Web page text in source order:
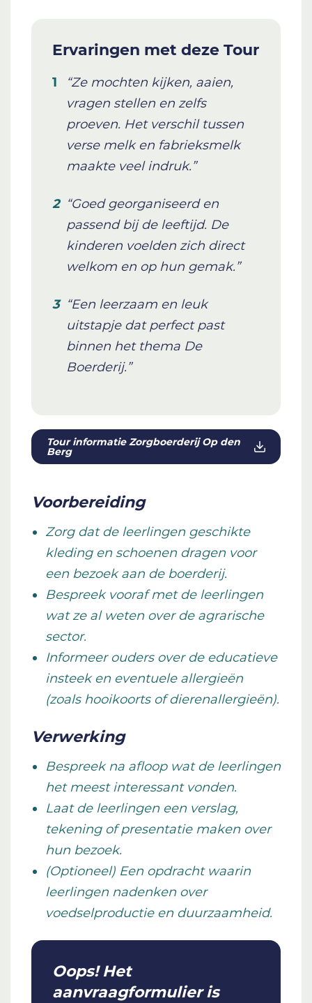
Ervaringen met deze Tour
“Ze mochten kijken, aaien,
vragen stellen en zelfs
proeven. Het verschil tussen
verse melk en fabrieksmelk
maakte veel indruk.”
“Goed georganiseerd en
passend bij de leeftijd. De
kinderen voelden zich direct
welkom en op hun gemak.”
“Een leerzaam en leuk
uitstapje dat perfect past
binnen het thema De
Boerderij.”
Tour informatie Zorgboerderij Op den
Berg
Voorbereiding
Zorg dat de leerlingen geschikte
kleding en schoenen dragen voor
een bezoek aan de boerderij.
Bespreek vooraf met de leerlingen
wat ze al weten over de agrarische
sector.
Informeer ouders over de educatieve
insteek en eventuele allergieën
(zoals hooikoorts of dierenallergieën).
Verwerking
Bespreek na afloop wat de leerlingen
het meest interessant vonden.
Laat de leerlingen een verslag,
tekening of presentatie maken over
hun bezoek.
(Optioneel) Een opdracht waarin
leerlingen nadenken over
voedselproductie en duurzaamheid.
Oops! Het
aanvraagformulier is